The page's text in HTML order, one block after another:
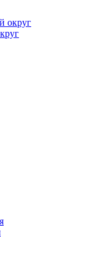
округ